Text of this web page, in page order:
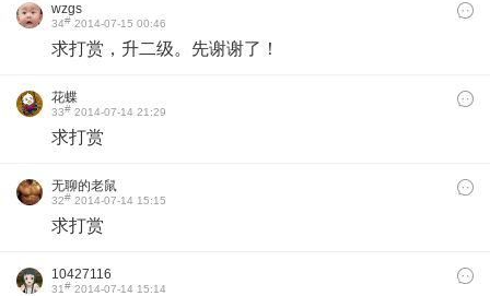
wzgs
34# 2014-07-15 00:46
求打赏，升二级。 先谢谢了！
花蝶
33# 2014-07-14 21:29
求打赏
无聊的老鼠
32# 2014-07-14 15:15
求打赏
10427116
31# 2014-07-14 15:14